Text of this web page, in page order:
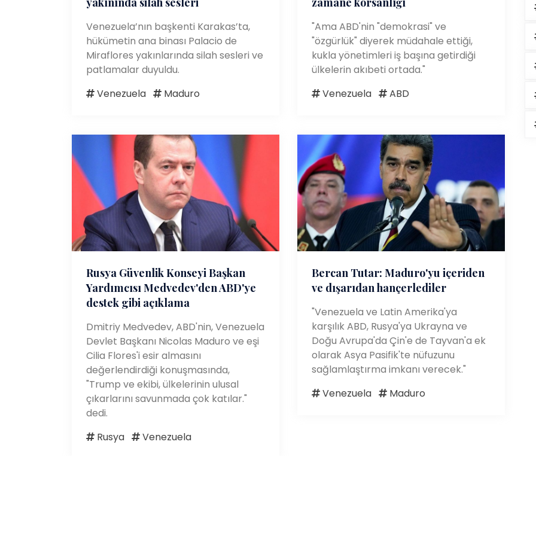
Venezuela’nın başkenti Karakas’ta,
hükümetin ana binası Palacio de
Miraflores yakınlarında silah sesleri ve
patlamalar duyuldu.
Venezuela
Maduro
"Ama ABD'nin "demokrasi" ve
"özgürlük" diyerek müdahale ettiği,
kukla yönetimleri iş başına getirdiği
ülkelerin akıbeti ortada."
Venezuela
ABD
Rusya Güvenlik Konseyi Başkan
Yardımcısı Medvedev'den ABD'ye
destek gibi açıklama
Dmitriy Medvedev, ABD'nin, Venezuela
Devlet Başkanı Nicolas Maduro ve eşi
Cilia Flores'i esir almasını
değerlendirdiği konuşmasında,
"Trump ve ekibi, ülkelerinin ulusal
çıkarlarını savunmada çok katılar."
dedi.
Rusya
Venezuela
Bercan Tutar: Maduro'yu içeriden
ve dışarıdan hançerlediler
"Venezuela ve Latin Amerika'ya
karşılık ABD, Rusya'ya Ukrayna ve
Doğu Avrupa'da Çin'e de Tayvan'a ek
olarak Asya Pasifik'te nüfuzunu
sağlamlaştırma imkanı verecek."
Venezuela
Maduro